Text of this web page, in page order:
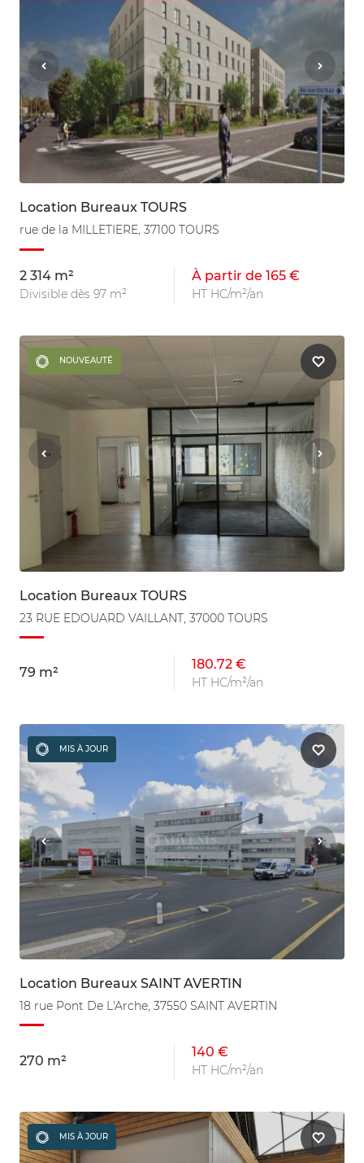
Location Bureaux TOURS
rue de la MILLETIERE, 37100 TOURS
2 314 m²
Divisible dès 97 m²
À partir de 165 €
HT HC/m²/an
NOUVEAUTÉ
Location Bureaux TOURS
23 RUE EDOUARD VAILLANT, 37000 TOURS
79 m²
180.72 €
HT HC/m²/an
MIS À JOUR
Location Bureaux SAINT AVERTIN
18 rue Pont De L'Arche, 37550 SAINT AVERTIN
270 m²
140 €
HT HC/m²/an
MIS À JOUR